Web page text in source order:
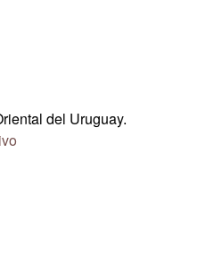
del Uruguay.